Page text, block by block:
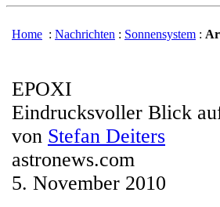
Home : Nachrichten : Sonnensystem :
EPOXI
Eindrucksvoller Blick
von Stefan Deiters
astronews.com
5. November 2010